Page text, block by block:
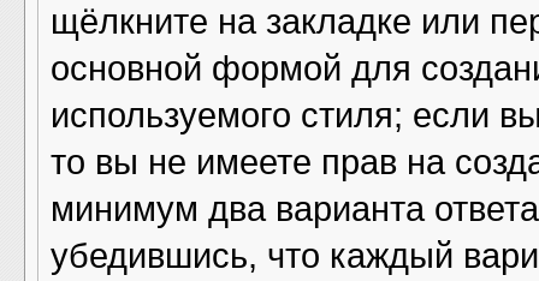
щёлкните на закладке или
основной формой для
используемого стиля; если
то вы не имеете прав на
минимум два варианта
убедившись, что каждый